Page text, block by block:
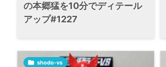
の本郷猛を10分でディテール
アップ#1227
 shodo-vs